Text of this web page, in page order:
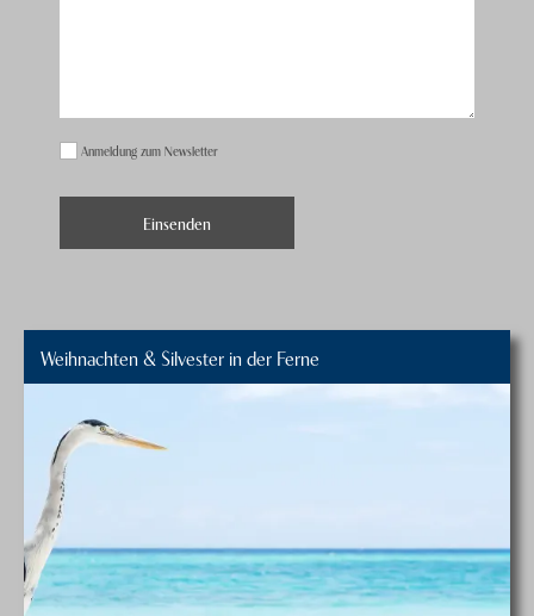
Anmeldung zum Newsletter
Weihnachten & Silvester in der Ferne